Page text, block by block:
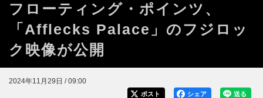
フローティング・ポインツ、
「Afflecks Palace」のフジロッ
ク映像が公開
2024年11月29日 / 09:00
送る
シェア
ポスト